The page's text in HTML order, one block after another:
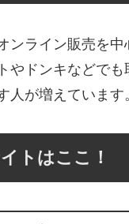
ライン販売を
やドンキなどで
が増えています
トはここ！